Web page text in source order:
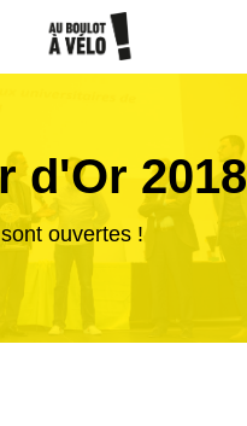
d'Or 2018
ouvertes !